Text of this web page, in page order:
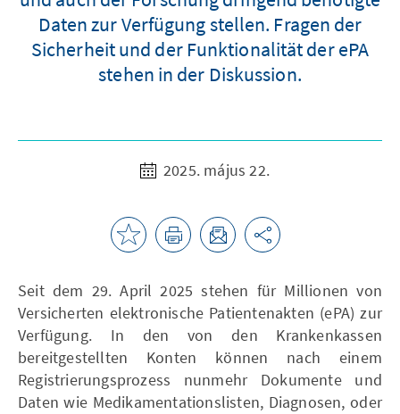
Daten zur Verfügung stellen. Fragen der
Sicherheit und der Funktionalität der ePA
stehen in der Diskussion.
2025. május 22.
Seit dem 29. April 2025 stehen für Millionen von
Versicherten elektronische Patientenakten (ePA) zur
Verfügung. In den von den Krankenkassen
bereitgestellten Konten können nach einem
Registrierungsprozess nunmehr Dokumente und
Daten wie Medikamentationslisten, Diagnosen, oder